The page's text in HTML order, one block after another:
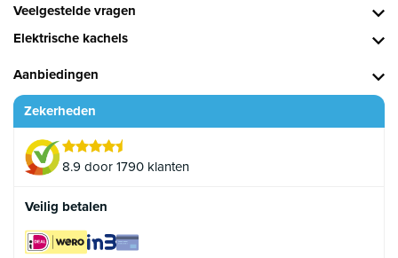
Veelgestelde vragen
Elektrische kachels
Aanbiedingen
Zekerheden
8.9 door 1790 klanten
Veilig betalen